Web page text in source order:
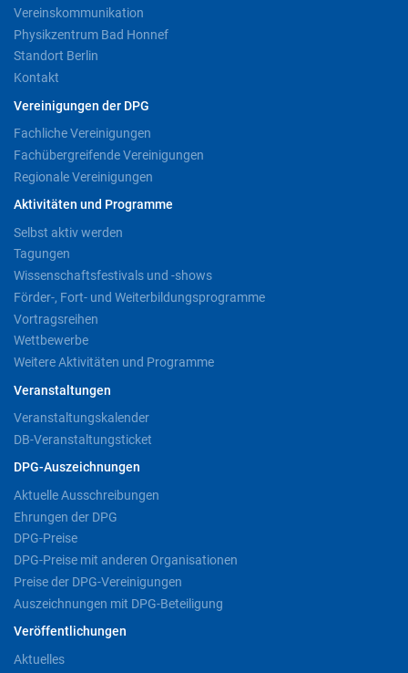
Vereinskommunikation
Physikzentrum Bad Honnef
Standort Berlin
Kontakt
Vereinigungen der DPG
Fachliche Vereinigungen
Fachübergreifende Vereinigungen
Regionale Vereinigungen
Aktivitäten und Programme
Selbst aktiv werden
Tagungen
Wissenschaftsfestivals und -shows
Förder-, Fort- und Weiterbildungsprogramme
Vortragsreihen
Wettbewerbe
Weitere Aktivitäten und Programme
Veranstaltungen
Veranstaltungskalender
DB-Veranstaltungsticket
DPG-Auszeichnungen
Aktuelle Ausschreibungen
Ehrungen der DPG
DPG-Preise
DPG-Preise mit anderen Organisationen
Preise der DPG-Vereinigungen
Auszeichnungen mit DPG-Beteiligung
Veröffentlichungen
Aktuelles